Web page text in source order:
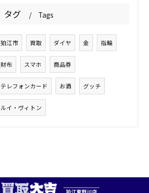
タグ Tags
狛江市 買取 ダイヤ 金 指輪
財布 スマホ 商品券
テレフォンカード お酒 グッチ
ルイ・ヴィトン